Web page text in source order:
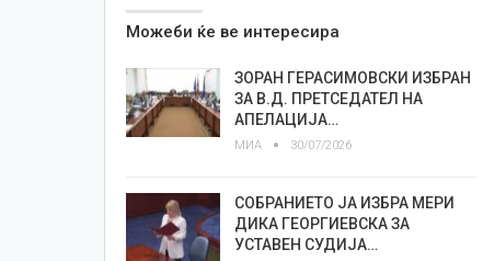
Можеби ќе ве интересира
ЗОРАН ГЕРАСИМОВСКИ ИЗБРАН
ЗА В.Д. ПРЕТСЕДАТЕЛ НА
АПЕЛАЦИЈА…
МИА 30/07/2026
СОБРАНИЕТО ЈА ИЗБРА МЕРИ
ДИКА ГЕОРГИЕВСКА ЗА
УСТАВЕН СУДИЈА…